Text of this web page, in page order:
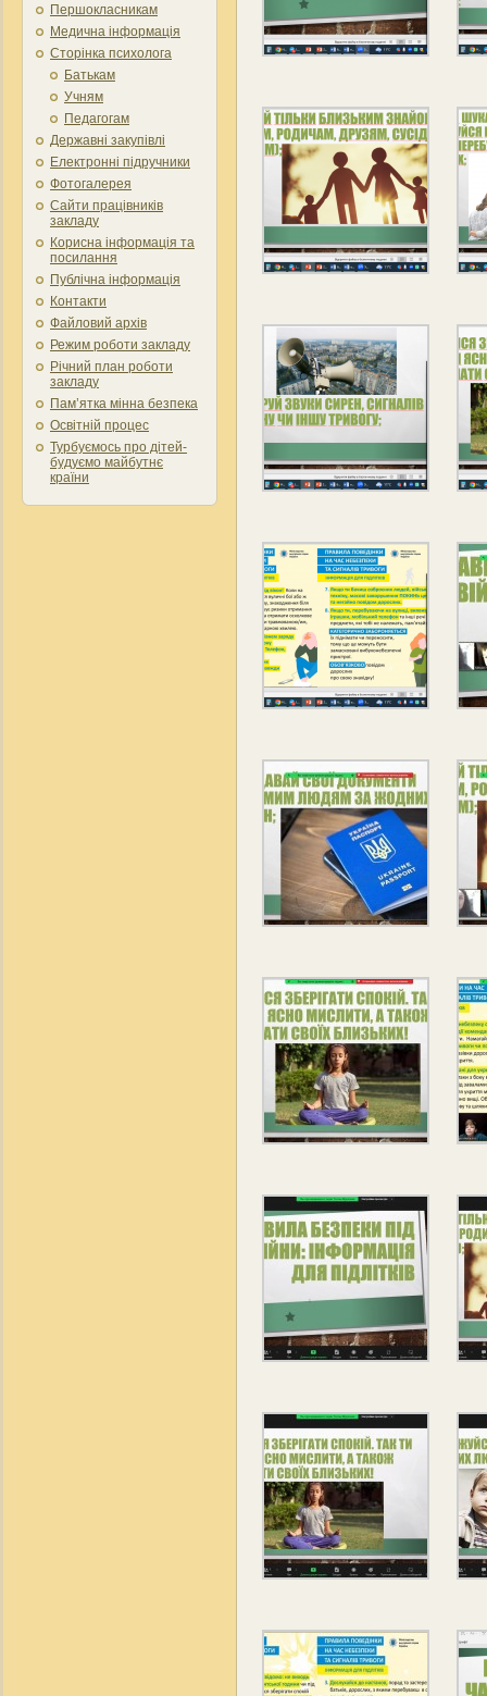
Першокласникам
Медична інформація
Сторінка психолога
Батькам
Учням
Педагогам
Державні закупівлі
Електронні підручники
Фотогалерея
Сайти працівників
закладу
Корисна інформація та
посилання
Публічна інформація
Контакти
Файловий архів
Режим роботи закладу
Річний план роботи
закладу
Пам’ятка мінна безпека
Освітній процес
Турбуємось про дітей-
будуємо майбутнє
країни